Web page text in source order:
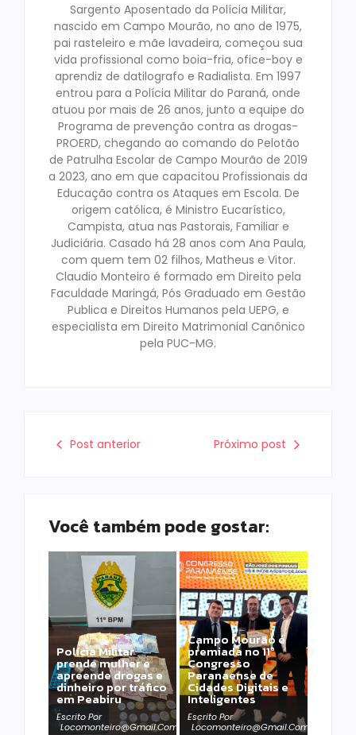
Sargento Aposentado da Polícia Militar,
nascido em Campo Mourão, no ano de 1975,
pai rasteleiro e mãe lavadeira, começou sua
vida profissional como boia-fria, ofice-boy e
aprendiz de datilografo e Radialista. Em 1997
entrou para a Polícia Militar do Paraná, onde
atuou por mais de 26 anos, junto a equipe do
Programa de prevenção contra as drogas-
PROERD, chegando ao comando do Pelotão
de Patrulha Escolar de Campo Mourão de 2019
a 2023, ano em que capacitou Profissionais da
Educação contra os Ataques em Escola. De
origem católica, é Ministro Eucarístico,
Campista, atua nas Pastorais, Familiar e
Judiciária. Casado há 28 anos com Ana Paula,
com quem tem 02 filhos, Matheus e Vitor.
Claudio Monteiro é formado em Direito pela
Faculdade Maringá, Pós Graduado em Gestão
Publica e Direitos Humanos pela UEPG, e
especialista em Direito Matrimonial Canônico
pela PUC-MG.
Post anterior Próximo post
Você também pode gostar:
Polícia Militar
prende mulher e
apreende drogas e
dinheiro por tráfico
em Peabiru
Escrito Por
Locomonteiro@gmail.com
Campo Mourão é
premiada no 11º
Congresso
Paranaense de
Cidades Digitais e
Inteligentes
Escrito Por
Locomonteiro@gmail.com